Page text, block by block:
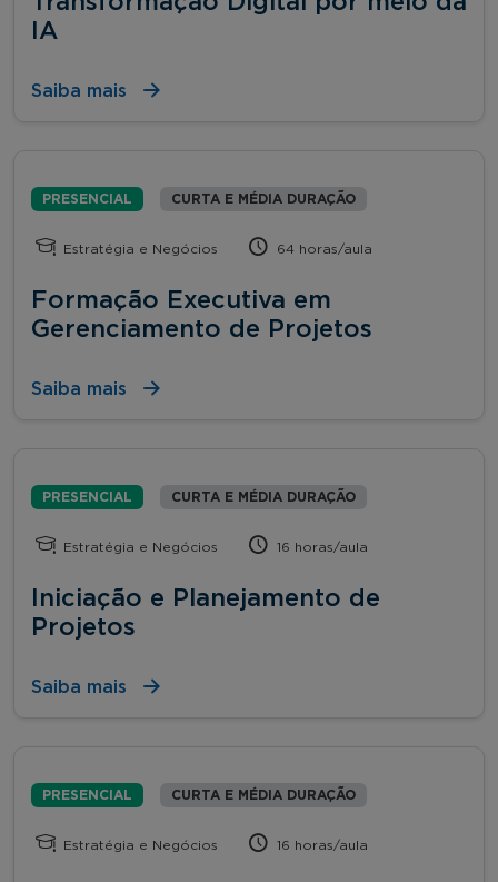
IA
Saiba mais
PRESENCIAL CURTA E MÉDIA DURAÇÃO
Estratégia e Negócios 64 horas/aula
Formação Executiva em
Gerenciamento de Projetos
Saiba mais
PRESENCIAL CURTA E MÉDIA DURAÇÃO
Estratégia e Negócios 16 horas/aula
Iniciação e Planejamento de
Projetos
Saiba mais
PRESENCIAL CURTA E MÉDIA DURAÇÃO
Estratégia e Negócios 16 horas/aula